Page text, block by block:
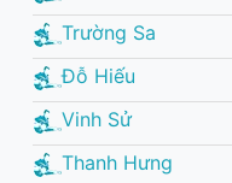
Trường Sa
Đỗ Hiếu
Vinh Sử
Thanh Hưng